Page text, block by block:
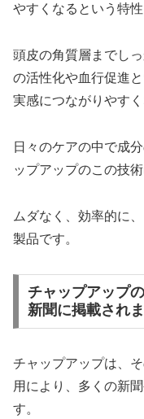
やすくなるという特
頭皮の角質層までし
の活性化や血行促進
実感につながりやすく
日々のケアの中で成
ップアップのこの技
ムダなく、効率的に
製品です。
チャップアップ
新聞に掲載され
チャップアップは、
用により、多くの新
す。